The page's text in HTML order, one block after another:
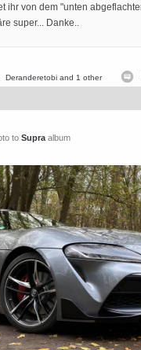
ihr von dem "unten
super... Danke..
Deranderetobi and 1 other
to Supra album